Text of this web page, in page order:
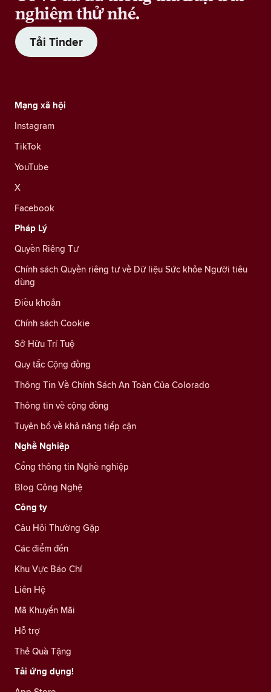
nghiệm thử nhé.
Tải Tinder
Mạng xã hội
Instagram
TikTok
YouTube
X
Facebook
Pháp Lý
Quyền Riêng Tư
Chính sách Quyền riêng tư về Dữ liệu Sức khỏe Người tiêu
dùng
Điều khoản
Chính sách Cookie
Sở Hữu Trí Tuệ
Quy tắc Cộng đồng
Thông Tin Về Chính Sách An Toàn Của Colorado
Thông tin về cộng đồng
Tuyên bố về khả năng tiếp cận
Nghề Nghiệp
Cổng thông tin Nghề nghiệp
Blog Công Nghệ
Công ty
Câu Hỏi Thường Gặp
Các điểm đến
Khu Vực Báo Chí
Liên Hệ
Mã Khuyến Mãi
Hỗ trợ
Thẻ Quà Tặng
Tải ứng dụng!